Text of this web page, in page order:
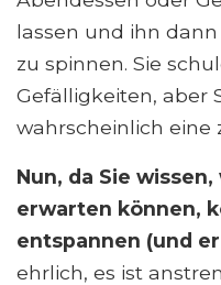
lassen und ihn
zu spinnen. Sie
Gefälligkeiten, aber
wahrscheinlich eine
Nun, da Sie
erwarten können,
entspannen (und
ehrlich, es ist